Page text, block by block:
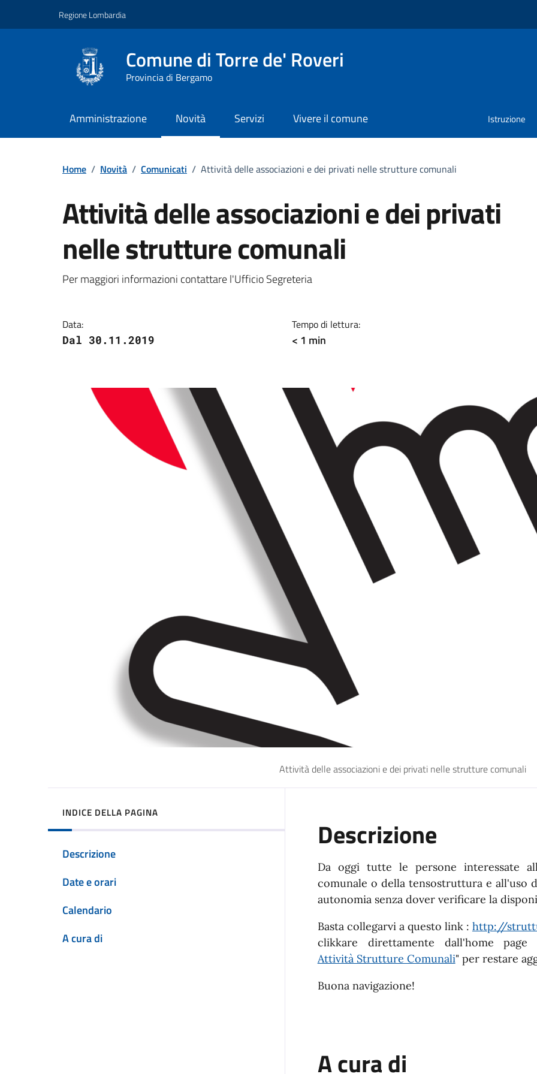
Regione Lombardia
Comune di Torre de' Roveri
Provincia di Bergamo
Amministrazione Novità Servizi Vivere il comune Istruzione
Home / Novità / Comunicati / Attività delle associazioni e dei privati nelle strutture comunali
Attività delle associazioni e dei privati
nelle strutture comunali
Dettagli della notizia
Per maggiori informazioni contattare l'Ufficio Segreteria
Data:
Dal 30.11.2019
Tempo di lettura:
< 1 min
Attività delle associazioni e dei privati nelle strutture comunali
INDICE DELLA PAGINA
Descrizione
Date e orari
Calendario
A cura di
Descrizione
Da oggi tutte le persone interessate
comunale o della tensostruttura e all'uso
autonomia senza dover verificare la
Basta collegarvi a questo link : http://
clikkare direttamente dall'home
Attività Strutture Comunali" per restare
Buona navigazione!
A cura di